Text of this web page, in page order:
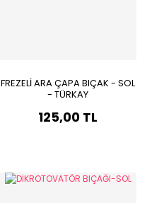
FREZELİ ARA ÇAPA BIÇAK - SOL
- TÜRKAY
125,00 TL